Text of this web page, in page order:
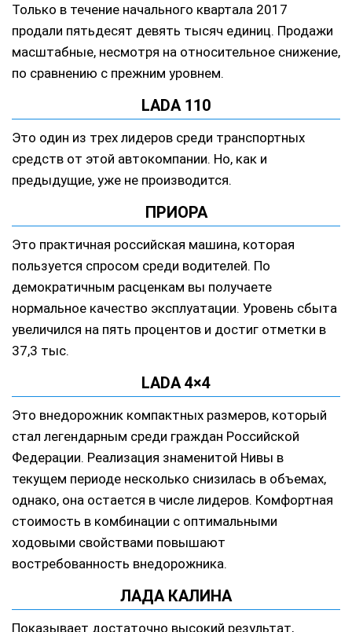
Только в течение начального квартала 2017
продали пятьдесят девять тысяч единиц. Продажи
масштабные, несмотря на относительное снижение,
по сравнению с прежним уровнем.
LADA 110
Это один из трех лидеров среди транспортных
средств от этой автокомпании. Но, как и
предыдущие, уже не производится.
ПРИОРА
Это практичная российская машина, которая
пользуется спросом среди водителей. По
демократичным расценкам вы получаете
нормальное качество эксплуатации. Уровень сбыта
увеличился на пять процентов и достиг отметки в
37,3 тыс.
LADA 4×4
Это внедорожник компактных размеров, который
стал легендарным среди граждан Российской
Федерации. Реализация знаменитой Нивы в
текущем периоде несколько снизилась в объемах,
однако, она остается в числе лидеров. Комфортная
стоимость в комбинации с оптимальными
ходовыми свойствами повышают
востребованность внедорожника.
ЛАДА КАЛИНА
Показывает достаточно высокий результат,